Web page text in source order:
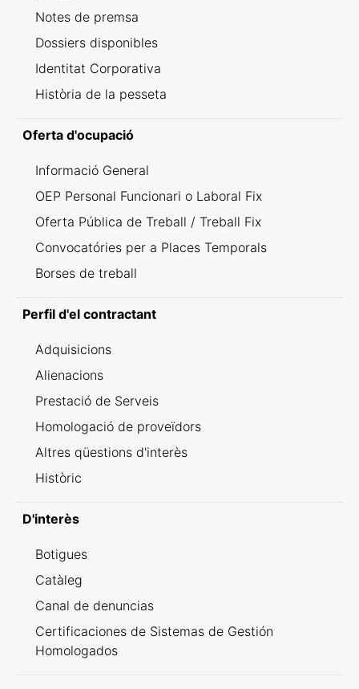
Notes de premsa
Dossiers disponibles
Identitat Corporativa
Història de la pesseta
Oferta d'ocupació
Informació General
OEP Personal Funcionari o Laboral Fix
Oferta Pública de Treball / Treball Fix
Convocatóries per a Places Temporals
Borses de treball
Perfil d'el contractant
Adquisicions
Alienacions
Prestació de Serveis
Homologació de proveïdors
Altres qüestions d'interès
Històric
D'interès
Botigues
Catàleg
Canal de denuncias
Certificaciones de Sistemas de Gestión
Homologados